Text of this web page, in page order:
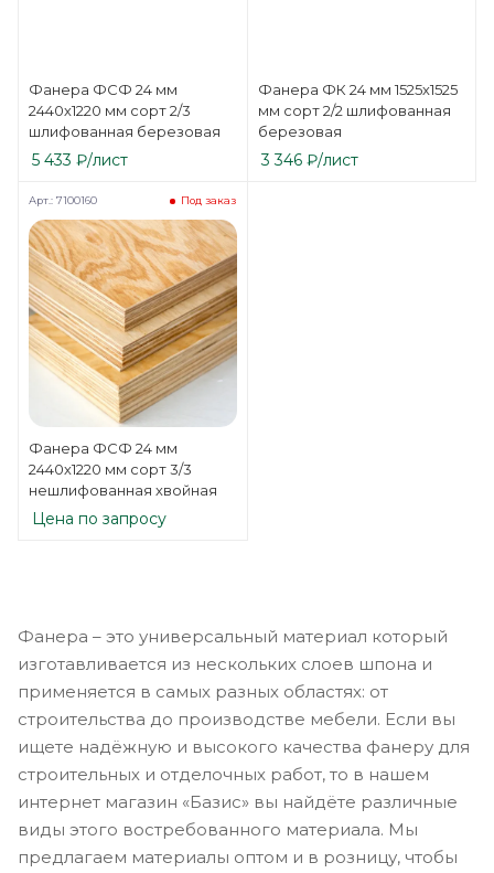
Фанера ФСФ 24 мм
2440х1220 мм сорт 2/3
шлифованная березовая
5 433 ₽/лист
Фанера ФК 24 мм 1525х1525
мм сорт 2/2 шлифованная
березовая
3 346₽/лист
Фанера ФСФ 24 мм
2440х1220 мм сорт 3/3
нешлифованная хвойная
Под заказ
Арт.: 7100160
Цена по запросу
Фанера – это универсальный материал который
изготавливается из нескольких слоев шпона и
применяется в самых разных областях: от
строительства до производстве мебели. Если вы
ищете надёжную и высокого качества фанеру для
строительных и отделочных работ, то в нашем
интернет магазин «Базис» вы найдёте различные
виды этого востребованного материала. Мы
предлагаем материалы оптом и в розницу, чтобы